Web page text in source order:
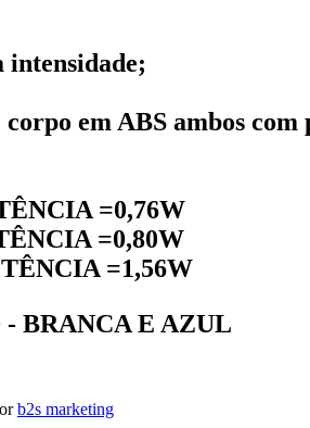
intensidade;
em ABS ambos com
=0,76W
=0,80W
=1,56W
- BRANCA E AZUL
b2s marketing